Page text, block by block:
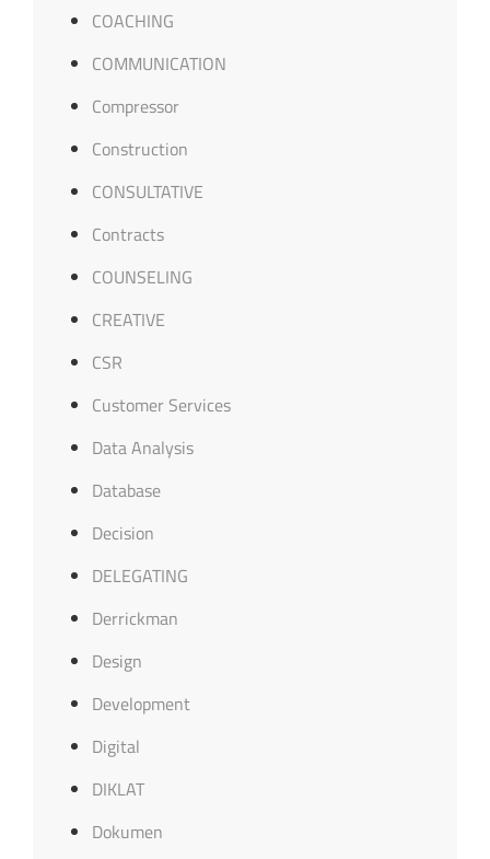
COACHING
COMMUNICATION
Compressor
Construction
CONSULTATIVE
Contracts
COUNSELING
CREATIVE
CSR
Customer Services
Data Analysis
Database
Decision
DELEGATING
Derrickman
Design
Development
Digital
DIKLAT
Dokumen